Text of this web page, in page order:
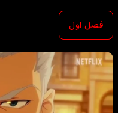
فصل اول